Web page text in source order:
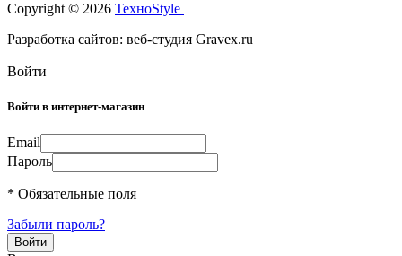
Copyright © 2026 TexноStyle
Разработка сайтов: веб-студия Gravex.ru
Войти
Войти в интернет-магазин
Email
Пароль
* Обязательные поля
Забыли пароль?